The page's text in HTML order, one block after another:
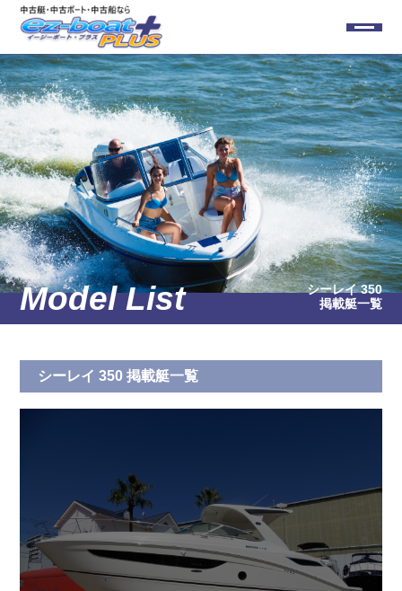
シーレイ 350
掲載艇一覧
シーレイ 350 掲載艇一覧